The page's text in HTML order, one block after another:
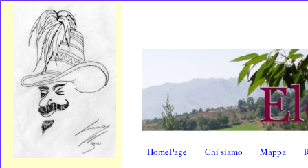
HomePage Chi siamo Mappa